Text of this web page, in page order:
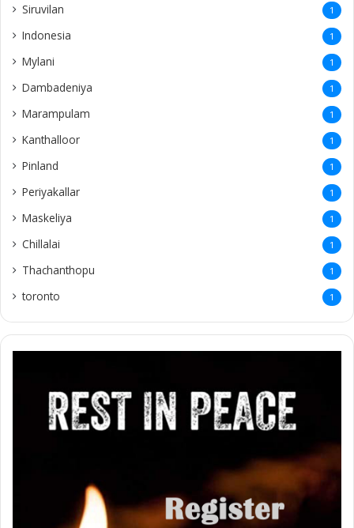
Siruvilan 1
Indonesia 1
Mylani 1
Dambadeniya 1
Marampulam 1
Kanthalloor 1
Pinland 1
Periyakallar 1
Maskeliya 1
Chillalai 1
Thachanthopu 1
toronto 1